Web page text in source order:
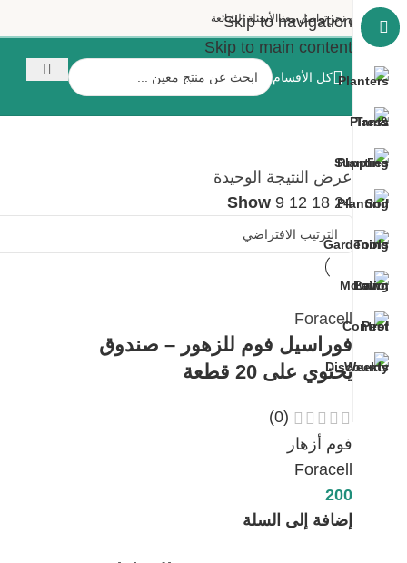
Skip to navigation
Skip to main content
من نحنتواصل معنا الأسئلة الشائعة
كل الأقسام
عرض النتيجة الوحيدة
Show 9 12 18 24
Foracell
فوراسيل فوم للزهور – صندوق
يحتوي على 20 قطعة
(0)
فوم أزهار
Foracell
200
إضافة إلى السلة